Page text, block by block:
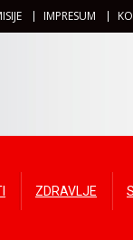
IMPRESUM
ZDRAVLJE